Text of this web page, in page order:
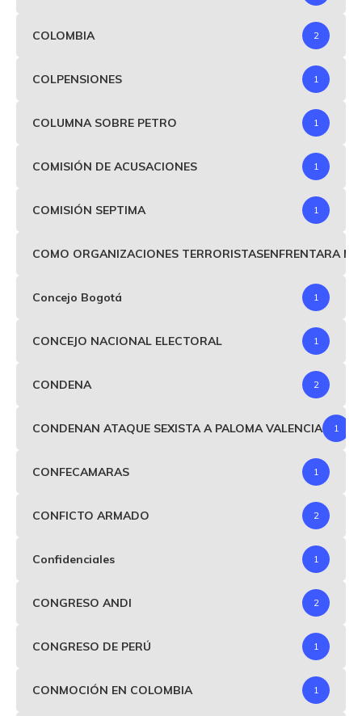
COLOMBIA 2
COLPENSIONES 1
COLUMNA SOBRE PETRO 1
COMISIÓN DE ACUSACIONES 1
COMISIÓN SEPTIMA 1
COMO ORGANIZACIONES TERRORISTASENFRENTARA
Concejo Bogotá 1
CONCEJO NACIONAL ELECTORAL 1
CONDENA 2
CONDENAN ATAQUE SEXISTA A PALOMA VALENCIA 1
CONFECAMARAS 1
CONFICTO ARMADO 2
Confidenciales 1
CONGRESO ANDI 2
CONGRESO DE PERÚ 1
CONMOCIÓN EN COLOMBIA 1